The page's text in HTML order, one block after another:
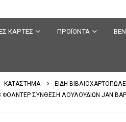
ΚΑΡΤΕΣ ΠΡΟΪΟΝΤΑ
ΚΑΤΑΣΤΗΜΑ ΕΙΔΗ
ΦΟΛΝΤΕΡ ΣΥΝΘΕΣΗ ΛΟΥΛΟΥΔΙΩΝ JAN